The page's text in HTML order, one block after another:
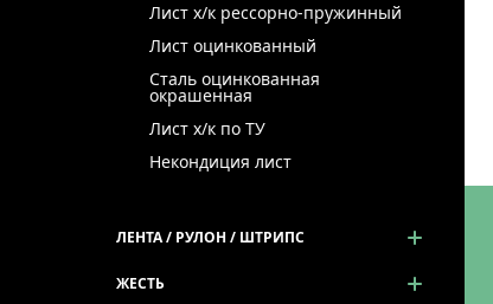
Лист х/к рессорно-пружинный
Лист оцинкованный
Сталь оцинкованная
окрашенная
Лист х/к по ТУ
Некондиция лист
ЛЕНТА / РУЛОН / ШТРИПС
ЖЕСТЬ